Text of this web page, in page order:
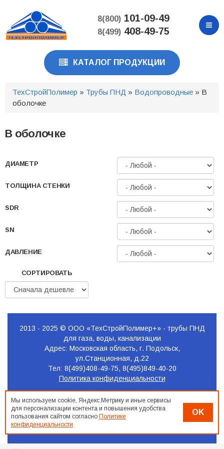
основному
содержанию
8(800)101-09-49
8(499)408-49-75
КАТАЛОГ ПРОДУКЦИИ
ТехСтройПолимер » Трубы ПНД » Водопроводные » В
оболочке
В оболочке
ДИАМЕТР
ТОЛЩИНА СТЕНКИ
SDR
SN
ДАВЛЕНИЕ
СОРТИРОВАТЬ
2013 - 2025 © ООО «ТехСтройПолимер+» - трубы ПНД
для газа, воды, канализации
Адрес: Московская область, г. Подольск,
ул.Станционная, д.22
Тел: 8(499)408-49-75, 8(495)849-40-20
Политика конфиденциальности
Продвижение
сайта
Seo-
Мы используем cookie, Яндекс.Метрику и иные сервисы
для персонализации контента и повышения удобства
пользования сайтом согласно Политике
конфиденциальности
OK